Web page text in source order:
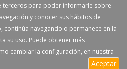
terceros para poder informarle sobre
y conocer sus hábitos de
continúa navegando o permanece en la
su uso. Puede obtener más
cambiar la configuración, en nuestra
Aceptar